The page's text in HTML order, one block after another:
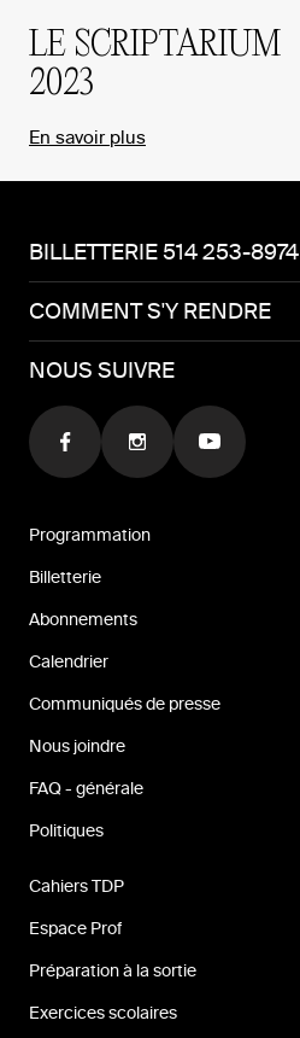
LE SCRIPTARIUM
2023
En savoir plus
BILLETTERIE 514 253-8974
COMMENT S'Y RENDRE
NOUS SUIVRE
Programmation
Billetterie
Abonnements
Calendrier
Communiqués de presse
Nous joindre
FAQ - générale
Politiques
Cahiers TDP
Espace Prof
Préparation à la sortie
Exercices scolaires